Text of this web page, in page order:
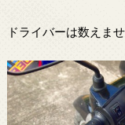
ドライバーは数えま